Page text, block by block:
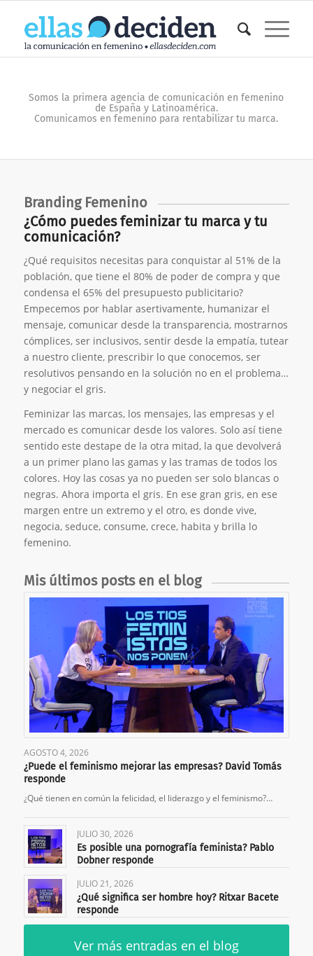
Somos la primera agencia de comunicación en femenino
de España y Latinoamérica.
Comunicamos en femenino para rentabilizar tu marca.
Branding Femenino
¿Cómo puedes feminizar tu marca y tu
comunicación?
¿Qué requisitos necesitas para conquistar al 51% de la
población, que tiene el 80% de poder de compra y que
condensa el 65% del presupuesto publicitario?
Empecemos por hablar asertivamente, humanizar el
mensaje, comunicar desde la transparencia, mostrarnos
cómplices, ser inclusivos, sentir desde la empatía, tutear
a nuestro cliente, prescribir lo que conocemos, ser
resolutivos pensando en la solución no en el problema…
y negociar el gris.
Feminizar las marcas, los mensajes, las empresas y el
mercado es comunicar desde los valores. Solo así tiene
sentido este destape de la otra mitad, la que devolverá
a un primer plano las gamas y las tramas de todos los
colores. Hoy las cosas ya no pueden ser solo blancas o
negras. Ahora importa el gris. En ese gran gris, en ese
margen entre un extremo y el otro, es donde vive,
negocia, seduce, consume, crece, habita y brilla lo
femenino.
Mis últimos posts en el blog
AGOSTO 4, 2026
¿Puede el feminismo mejorar las empresas? David Tomás
responde
¿Qué tienen en común la felicidad, el liderazgo y el feminismo?…
JULIO 30, 2026
Es posible una pornografía feminista? Pablo
Dobner responde
JULIO 21, 2026
¿Qué significa ser hombre hoy? Ritxar Bacete
responde
Ver más entradas en el blog